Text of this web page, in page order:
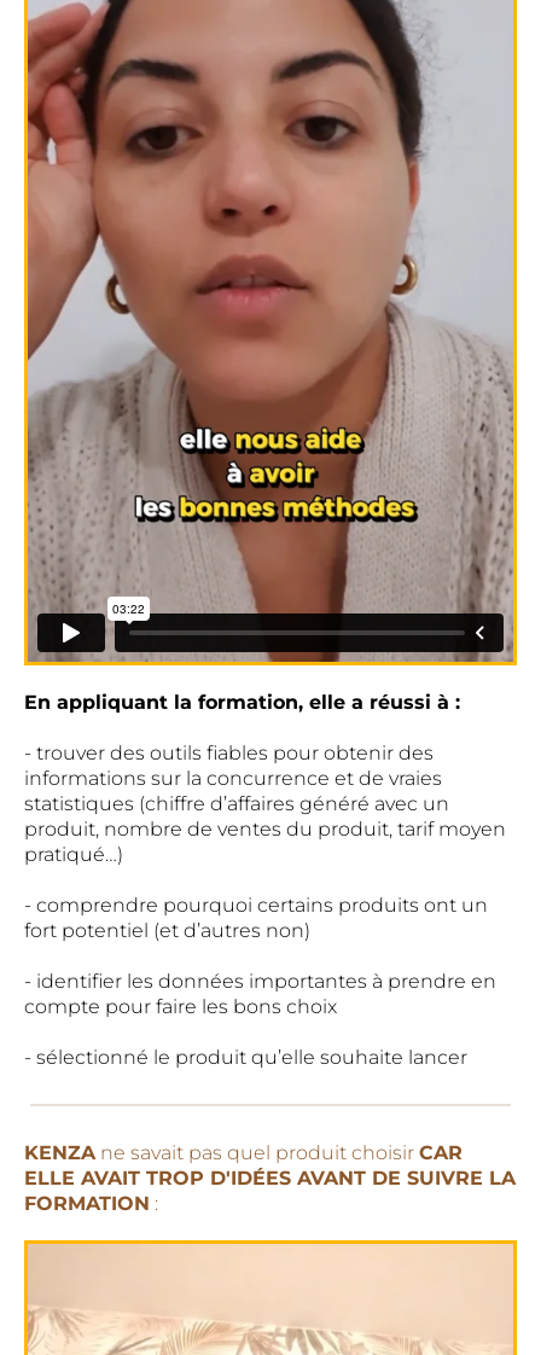
En appliquant la formation, elle a réussi à :
- trouver des outils fiables pour obtenir des
informations sur la concurrence et de vraies
statistiques (chiffre d’affaires généré avec un
produit, nombre de ventes du produit, tarif moyen
pratiqué…)
- comprendre pourquoi certains produits ont un
fort potentiel (et d’autres non)
- identifier les données importantes à prendre en
compte pour faire les bons choix
- sélectionné le produit qu’elle souhaite lancer
KENZAne savait pas quel produit choisir CAR
ELLE AVAIT TROP D'IDÉES AVANT DE SUIVRE LA
FORMATION :